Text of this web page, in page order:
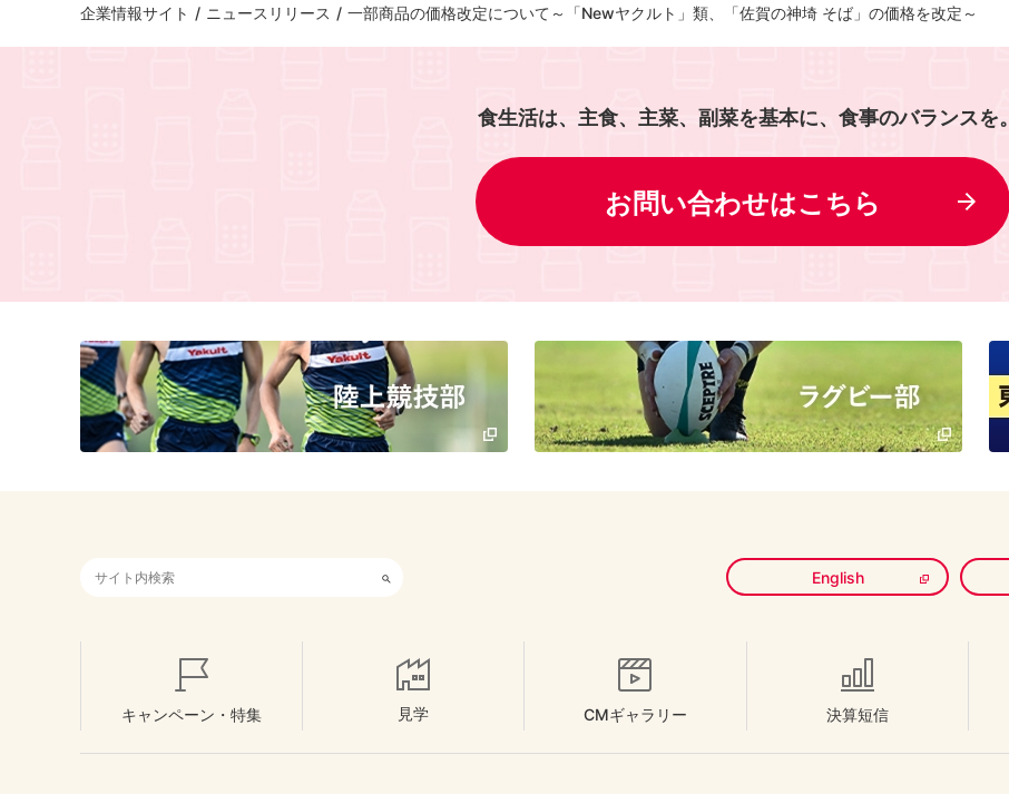
企業情報サイト / ニュースリリース / 一部商品の価格改定について～「Newヤクルト」類、「佐賀の神埼 そば」の価格を改定～
食生活は、主食、主菜、副菜を基本に、食事のバランスを。
お問い合わせはこちら
検索キーワード入力
English
キャンペーン・特集 見学 CMギャラリー 決算短信